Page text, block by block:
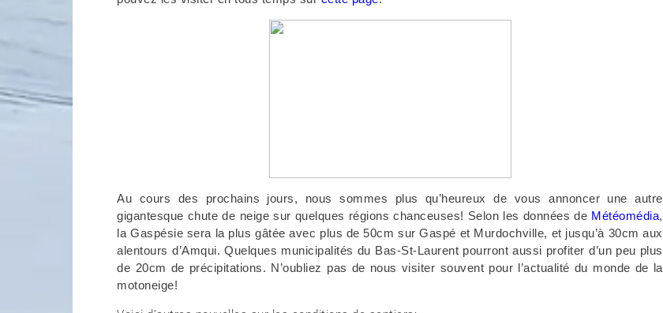
Au cours des prochains jours, nous sommes plus qu’heureux de vous annoncer une autre
gigantesque chute de neige sur quelques régions chanceuses! Selon les données de Météomédia,
la Gaspésie sera la plus gâtée avec plus de 50cm sur Gaspé et Murdochville, et jusqu’à 30cm aux
alentours d’Amqui. Quelques municipalités du Bas-St-Laurent pourront aussi profiter d’un peu plus
de 20cm de précipitations. N’oubliez pas de nous visiter souvent pour l’actualité du monde de la
motoneige!